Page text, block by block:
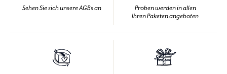
Sehen Sie sich unsere AGBs an
Proben werden in allen
Ihren Paketen angeboten